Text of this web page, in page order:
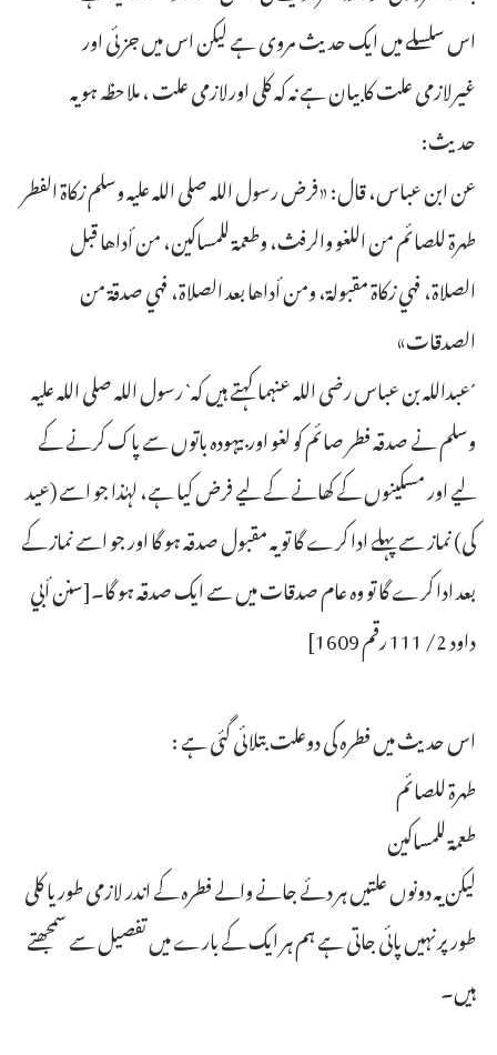
اس سلسلے میں ایک حدیث مروی ہے لیکن اس میں جزئی اور
غیرلازمی علت کا بیان ہے نہ کہ کلی اورلازمی علت ، ملاحظہ ہو یہ
حدیث:
عن ابن عباس، قال: «فرض رسول الله صلى الله عليه وسلم زكاة الفطر
طهرة للصائم من اللغو والرفث، وطعمة للمساكين، من أداها قبل
الصلاة، فهي زكاة مقبولة، ومن أداها بعد الصلاة، فهي صدقة من
الصدقات»
´عبداللہ بن عباس رضی اللہ عنہما کہتے ہیں کہ` رسول اللہ صلی اللہ علیہ
وسلم نے صدقہ فطر صائم کو لغو اور بیہودہ باتوں سے پاک کرنے کے
لیے اور مسکینوں کے کھانے کے لیے فرض کیا ہے، لہٰذا جو اسے (عید
کی) نماز سے پہلے ادا کرے گا تو یہ مقبول صدقہ ہو گا اور جو اسے نماز کے
بعد ادا کرے گا تو وہ عام صدقات میں سے ایک صدقہ ہو گا۔[سنن أبي
داود 2/ 111 رقم 1609]
اس حدیث میں فطرہ کی دوعلت بتلائی گئی ہے :
طهرة للصائم
طعمة للمساكين
لیکن یہ دونوں علتیں ہر دئے جانے والے فطرہ کے اندر لازمی طور یا کلی
طور پرنہیں پائی جاتی ہے ہم ہر ایک کے بارے میں تفصیل سے سمجھتے
ہیں۔